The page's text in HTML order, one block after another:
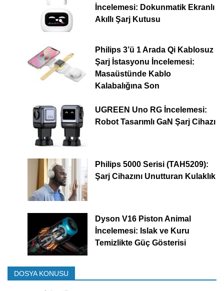
İncelemesi: Dokunmatik Ekranlı
Akıllı Şarj Kutusu
Philips 3’ü 1 Arada Qi Kablosuz
Şarj İstasyonu İncelemesi:
Masaüstünde Kablo
Kalabalığına Son
UGREEN Uno RG İncelemesi:
Robot Tasarımlı GaN Şarj Cihazı
Philips 5000 Serisi (TAH5209):
Şarj Cihazını Unutturan Kulaklık
Dyson V16 Piston Animal
İncelemesi: Islak ve Kuru
Temizlikte Güç Gösterisi
DOSYA KONUSU